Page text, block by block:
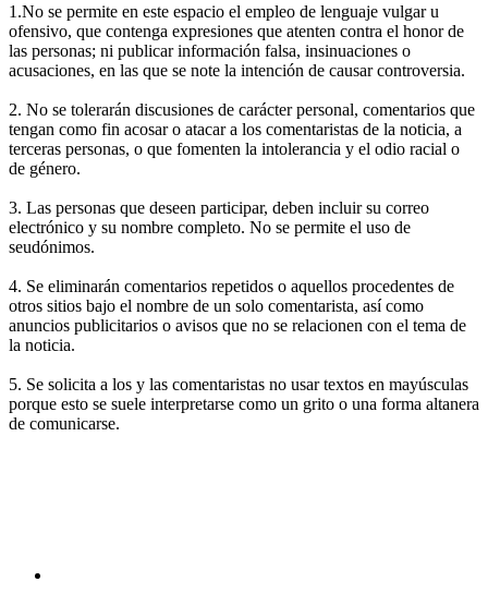
1.No se permite en este espacio el empleo de lenguaje vulgar u
ofensivo, que contenga expresiones que atenten contra el honor de
las personas; ni publicar información falsa, insinuaciones o
acusaciones, en las que se note la intención de causar controversia.
2. No se tolerarán discusiones de carácter personal, comentarios que
tengan como fin acosar o atacar a los comentaristas de la noticia, a
terceras personas, o que fomenten la intolerancia y el odio racial o
de género.
3. Las personas que deseen participar, deben incluir su correo
electrónico y su nombre completo. No se permite el uso de
seudónimos.
4. Se eliminarán comentarios repetidos o aquellos procedentes de
otros sitios bajo el nombre de un solo comentarista, así como
anuncios publicitarios o avisos que no se relacionen con el tema de
la noticia.
5. Se solicita a los y las comentaristas no usar textos en mayúsculas
porque esto se suele interpretarse como un grito o una forma altanera
de comunicarse.